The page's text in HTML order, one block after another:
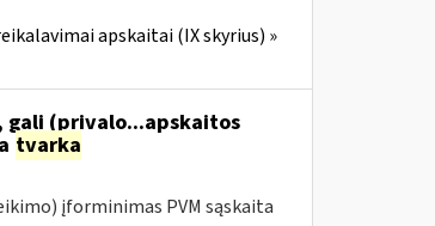
apskaitai (IX skyrius) »
gali (privalo...apskaitos
tvarka
įforminimas PVM sąskaita